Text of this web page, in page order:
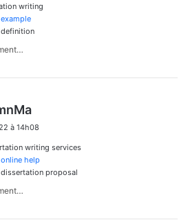
writing
t
:
à 14h08
writing services
help
proposal